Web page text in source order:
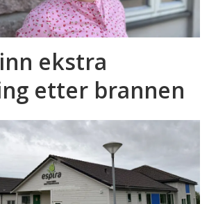
ekstra
etter brannen